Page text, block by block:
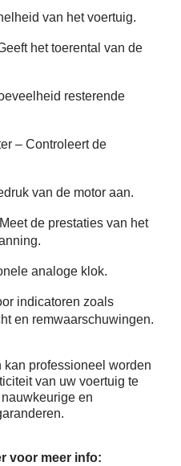
van het voertuig.
het toerental van de
resterende
– Controleert de
van de motor aan.
de prestaties van het
analoge klok.
indicatoren zoals
en remwaarschuwingen.
kan professioneel worden
van uw voertuig te
en
voor meer info: